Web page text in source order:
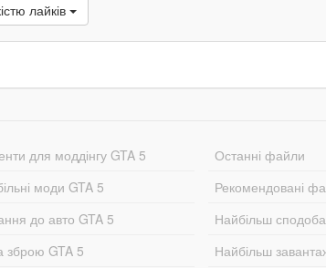
лайків
для моддінгу GTA 5
моди GTA 5
до авто GTA 5
зброю GTA 5
Останні файли
Рекомендовані
Найбільш
Найбільш